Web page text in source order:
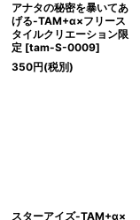
アナタの秘密を暴いてあ
げる-TAM+α×フリース
タイルクリエーション限
定 [tam-S-0009]
350円(税別)
スターアイズ-TAM+α×